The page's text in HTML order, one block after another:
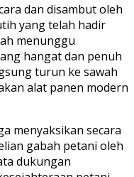
dan disambut oleh
yang telah hadir
menunggu
hangat dan penuh
turun ke sawah
alat panen modern
menyaksikan secara
gabah petani oleh
dukungan